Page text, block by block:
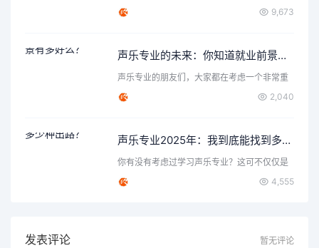
丰富的表达力和创造…
9,673
声乐专业的未来：你知道就业前景有多好么？
声乐专业的朋友们，大家都在考虑一个非常重
要的问题，那就是声乐…
2,040
声乐专业2025年：我到底能找到多少种出路？
你有没有考虑过学习声乐专业？这可不仅仅是
唱歌那么简单，背后隐…
4,555
发表评论 暂无评论